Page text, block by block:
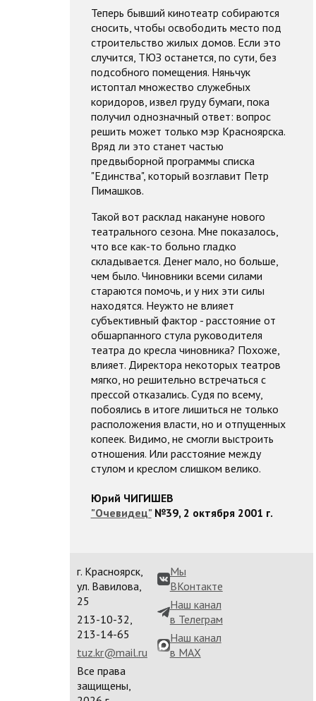
Теперь бывший кинотеатр собираются
сносить, чтобы освободить место под
строительство жилых домов. Если это
случится, ТЮЗ останется, по сути, без
подсобного помещения. Няньчук
истоптал множество служебных
коридоров, извел груду бумаги, пока
получил однозначный ответ: вопрос
решить может только мэр Красноярска.
Вряд ли это станет частью
предвыборной программы списка
"Единства", который возглавит Петр
Пимашков.
Такой вот расклад накануне нового
театрального сезона. Мне показалось,
что все как-то больно гладко
складывается. Денег мало, но больше,
чем было. Чиновники всеми силами
стараются помочь, и у них эти силы
находятся. Неужто не влияет
субъективный фактор - расстояние от
обшарпанного стула руководителя
театра до кресла чиновника? Похоже,
влияет. Директора некоторых театров
мягко, но решительно встречаться с
прессой отказались. Судя по всему,
побоялись в итоге лишиться не только
расположения власти, но и отпущенных
копеек. Видимо, не смогли выстроить
отношения. Или расстояние между
стулом и креслом слишком велико.
Юрий ЧИГИШЕВ
"Очевидец"№39, 2 октября 2001 г.
г. Красноярск,
ул. Вавилова,
25
213-10-32,
213-14-65
tuz.kr@mail.ru
Все права
защищены,
Мы
ВКонтакте
Наш канал
в Телеграм
Наш канал
в MAX